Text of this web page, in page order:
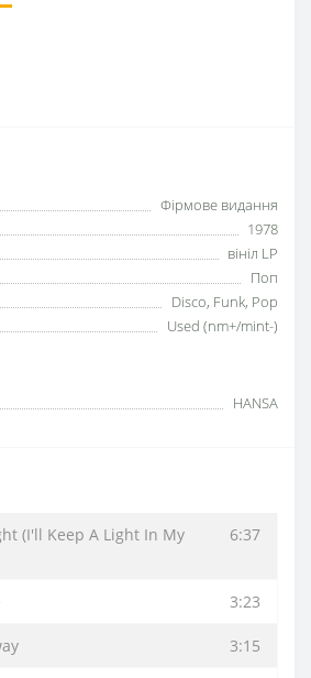
Фірмове видання
1978
вініл LP
Поп
Disco, Funk, Pop
Used (nm+/mint-)
HANSA
(I'll Keep A Light In My
6:37
3:23
3:15